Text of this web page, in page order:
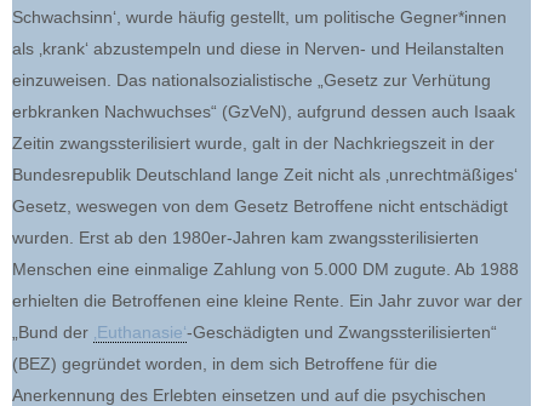
Schwachsinn‘, wurde häufig gestellt, um politische Gegner*innen
als ‚krank‘ abzustempeln und diese in Nerven- und Heilanstalten
einzuweisen. Das nationalsozialistische „Gesetz zur Verhütung
erbkranken Nachwuchses“ (GzVeN), aufgrund dessen auch Isaak
Zeitin zwangssterilisiert wurde, galt in der Nachkriegszeit in der
Bundesrepublik Deutschland lange Zeit nicht als ‚unrechtmäßiges‘
Gesetz, weswegen von dem Gesetz Betroffene nicht entschädigt
wurden. Erst ab den 1980er-Jahren kam zwangssterilisierten
Menschen eine einmalige Zahlung von 5.000 DM zugute. Ab 1988
erhielten die Betroffenen eine kleine Rente. Ein Jahr zuvor war der
„Bund der ‚Euthanasie‘-Geschädigten und Zwangssterilisierten“
(BEZ) gegründet worden, in dem sich Betroffene für die
Anerkennung des Erlebten einsetzen und auf die psychischen